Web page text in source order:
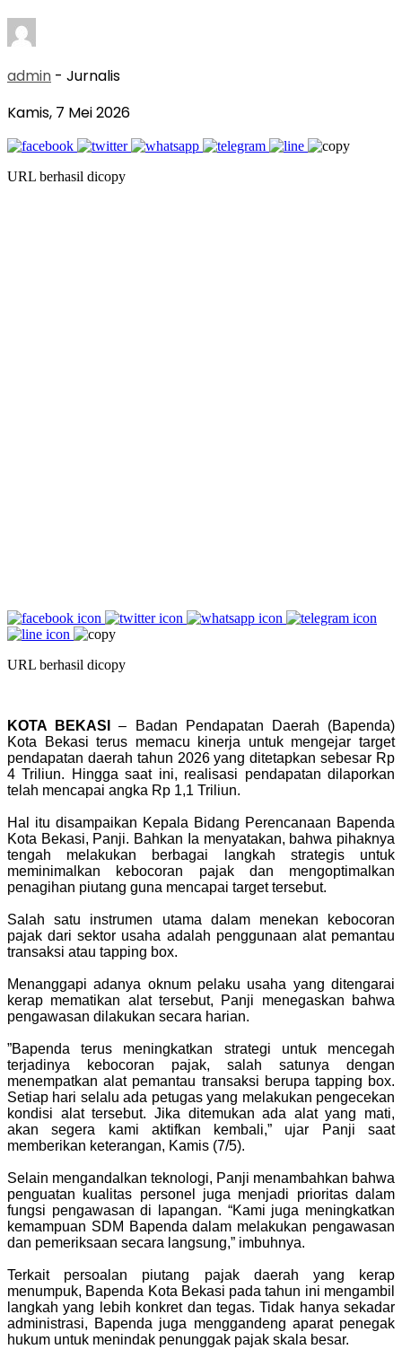
admin - Jurnalis
Kamis, 7 Mei 2026
URL berhasil dicopy
URL berhasil dicopy
KOTA BEKASI
– Badan Pendapatan Daerah (Bapenda)
Kota Bekasi terus memacu kinerja untuk mengejar target
pendapatan daerah tahun 2026 yang ditetapkan sebesar Rp
4 Triliun. Hingga saat ini, realisasi pendapatan dilaporkan
telah mencapai angka Rp 1,1 Triliun.
‎Hal itu disampaikan Kepala Bidang Perencanaan Bapenda
Kota Bekasi, Panji. Bahkan Ia menyatakan, bahwa pihaknya
tengah melakukan berbagai langkah strategis untuk
meminimalkan kebocoran pajak dan mengoptimalkan
penagihan piutang guna mencapai target tersebut.
‎Salah satu instrumen utama dalam menekan kebocoran
pajak dari sektor usaha adalah penggunaan alat pemantau
transaksi atau tapping box.
‎Menanggapi adanya oknum pelaku usaha yang ditengarai
kerap mematikan alat tersebut, Panji menegaskan bahwa
pengawasan dilakukan secara harian.
‎”Bapenda terus meningkatkan strategi untuk mencegah
terjadinya kebocoran pajak, salah satunya dengan
menempatkan alat pemantau transaksi berupa tapping box.
Setiap hari selalu ada petugas yang melakukan pengecekan
kondisi alat tersebut. Jika ditemukan ada alat yang mati,
akan segera kami aktifkan kembali,” ujar Panji saat
memberikan keterangan, Kamis (7/5).
‎Selain mengandalkan teknologi, Panji menambahkan bahwa
penguatan kualitas personel juga menjadi prioritas dalam
fungsi pengawasan di lapangan. “Kami juga meningkatkan
kemampuan SDM Bapenda dalam melakukan pengawasan
dan pemeriksaan secara langsung,” imbuhnya.
‎Terkait persoalan piutang pajak daerah yang kerap
menumpuk, Bapenda Kota Bekasi pada tahun ini mengambil
langkah yang lebih konkret dan tegas. Tidak hanya sekadar
administrasi, Bapenda juga menggandeng aparat penegak
hukum untuk menindak penunggak pajak skala besar.